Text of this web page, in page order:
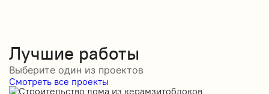
Лучшие работы
Выберите один из проектов
Смотреть все проекты